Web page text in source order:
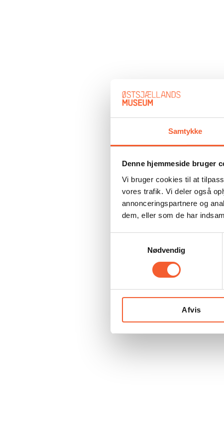
Samtykke
Denne hjemmeside bruger
Vi bruger cookies til at
vores trafik. Vi deler også
annonceringspartnere og
dem, eller som de har
v
Nødvendig
Afvis